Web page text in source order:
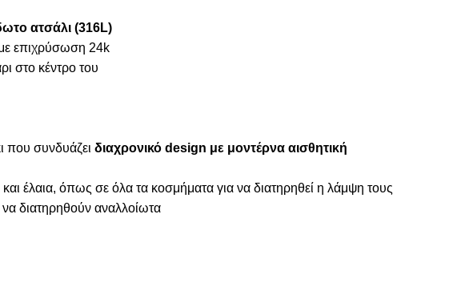
ατσάλι (316L)
με επιχρύσωση 24k
στο κέντρο του
που συνδυάζει διαχρονικό design με μοντέρνα αισθητική
έλαια, όπως σε όλα τα κοσμήματα για να διατηρηθεί η λάμψη τους
διατηρηθούν αναλλοίωτα